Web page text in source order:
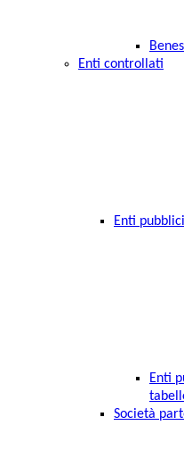
Enti controllati
Enti
Enti
Società